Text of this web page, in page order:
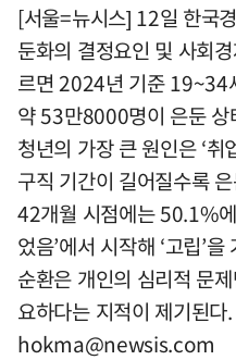
[서울=뉴시스] 12일 한국
둔화의 결정요인 및 사회
르면 2024년 기준 19~34
약 53만8000명이 은둔 상
청년의 가장 큰 원인은 ‘
구직 기간이 길어질수록
42개월 시점에는 50.1%
었음’에서 시작해 ‘고립’
순환은 개인의 심리적 문
요하다는 지적이 제기된
hokma@newsis.com